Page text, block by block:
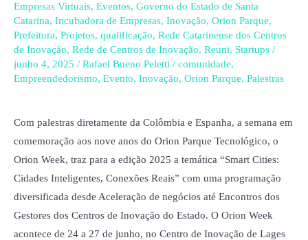
Empresas Virtuais, Eventos, Governo do Estado de Santa
Catarina, Incubadora de Empresas, Inovação, Orion Parque,
Prefeitura, Projetos, qualificação, Rede Catarinense dos Centros
de Inovação, Rede de Centros de Inovação, Reuni, Startups /
junho 4, 2025 / Rafael Bueno Peletti / comunidade,
Empreendedorismo, Evento, Inovação, Orion Parque, Palestras
Com palestras diretamente da Colômbia e Espanha, a semana em
comemoração aos nove anos do Orion Parque Tecnológico, o
Orion Week, traz para a edição 2025 a temática “Smart Cities:
Cidades Inteligentes, Conexões Reais” com uma programação
diversificada desde Aceleração de negócios até Encontros dos
Gestores dos Centros de Inovação do Estado. O Orion Week
acontece de 24 a 27 de junho, no Centro de Inovação de Lages
para
conversa
sobre
desenvolvimento
territorial